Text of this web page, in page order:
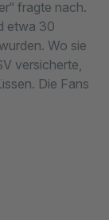
fragte nach.
etwa 30
Wo sie
versicherte,
Die Fans